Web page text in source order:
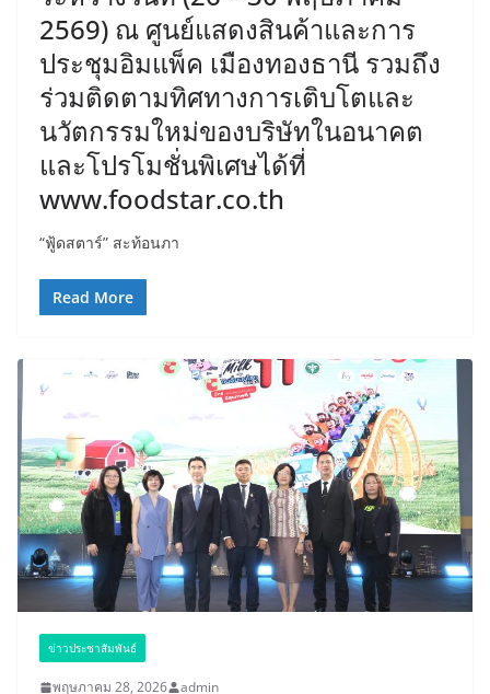
2569) ณ ศูนย์แสดงสินค้าและการ
ประชุมอิมแพ็ค เมืองทองธานี รวมถึง
ร่วมติดตามทิศทางการเติบโตและ
นวัตกรรมใหม่ของบริษัทในอนาคต
และโปรโมชั่นพิเศษได้ที่
www.foodstar.co.th
“ฟู้ดสตาร์” สะท้อนภา
Read More
ข่าวประชาสัมพันธ์
พฤษภาคม 28, 2026 admin